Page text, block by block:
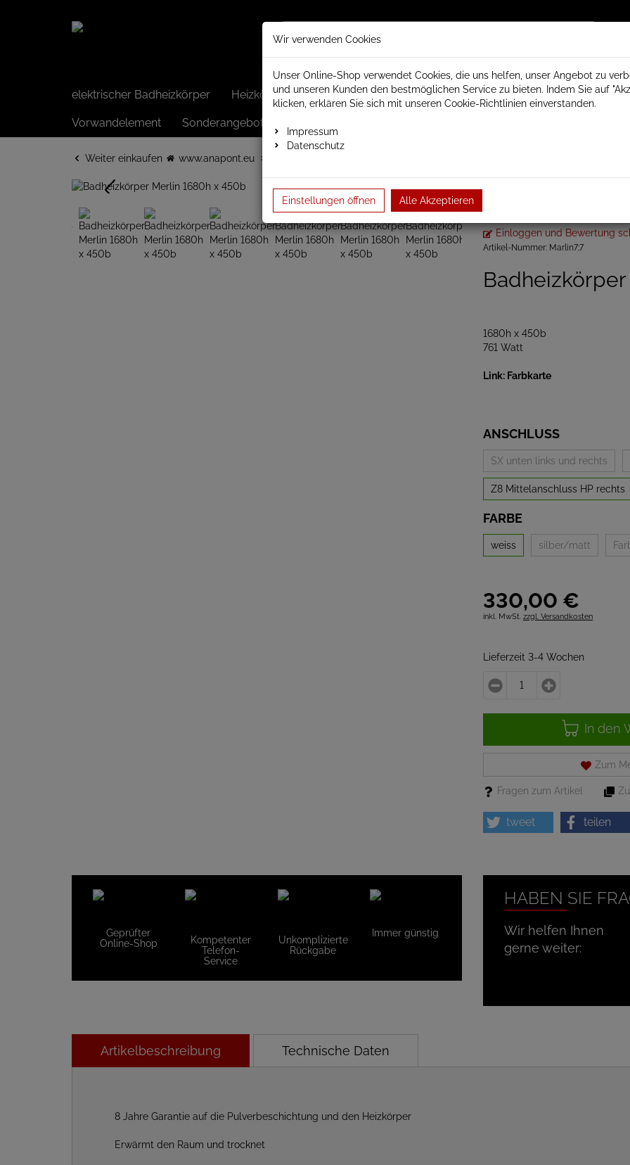
elektrischer Badheizkörper Heizkörper elektrisch Schamotte Badheizkörper Heizkörperzubehör
Vorwandelement Sonderangebote
Weiter einkaufen www.anapont.eu
Einloggen und Bewertung
Artikel-Nummer: Marlin7;7
1680h x 450b
761 Watt
Link: Farbkarte
ANSCHLUSS
SX unten links und rechts
Z8 Mittelanschluss HP rechts
FARBE
weiss silber/matt
330,00 €
inkl. MwSt. zzgl. Versandkosten
Lieferzeit 3-4 Wochen
In den
Zum
Fragen zum Artikel
tweet teilen
Geprüfter
Online-Shop
Kompetenter
Telefon-
Service
Unkomplizierte
Rückgabe
Immer günstig
HABEN SIE
Wir helfen Ihnen
gerne weiter:
Artikelbeschreibung Technische Daten
8 Jahre Garantie auf die Pulverbeschichtung und den Heizkörper
Erwärmt den Raum und trocknet
Wir verwenden Cookies
Unser Online-Shop verwendet Cookies, die uns helfen, unser Angebot zu
und unseren Kunden den bestmöglichen Service zu bieten. Indem Sie auf
klicken, erklären Sie sich mit unseren Cookie-Richtlinien einverstanden.
Impressum
Datenschutz
Einstellungen öffnen Alle Akzeptieren